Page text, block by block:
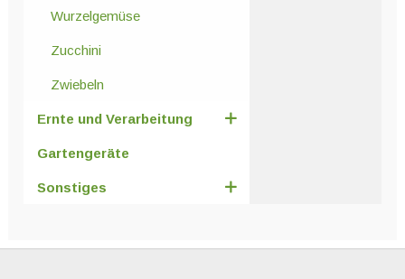
Wurzelgemüse
Zucchini
Zwiebeln
Ernte und Verarbeitung
Gartengeräte
Sonstiges